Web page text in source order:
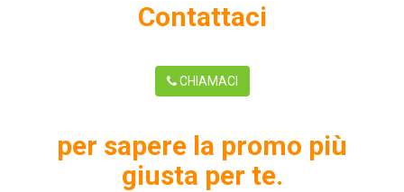
Contattaci
CHIAMACI
per sapere la promo più
giusta per te.